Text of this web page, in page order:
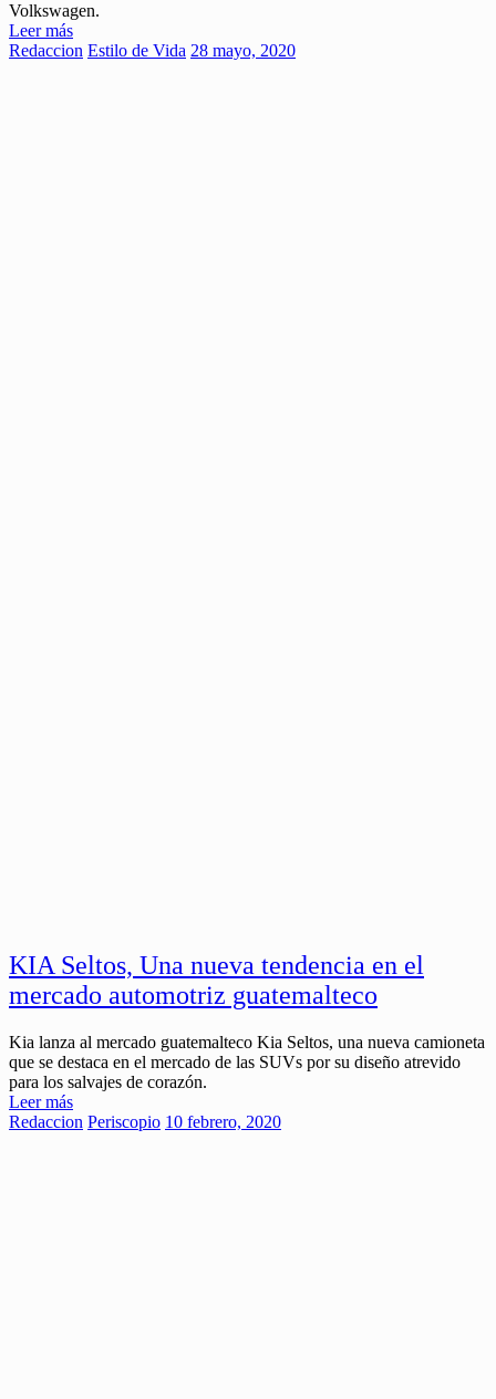
Volkswagen.
Leer más
Redaccion Estilo de Vida 28 mayo, 2020
KIA Seltos, Una nueva tendencia en el
mercado automotriz guatemalteco
Kia lanza al mercado guatemalteco Kia Seltos, una nueva camioneta
que se destaca en el mercado de las SUVs por su diseño atrevido
para los salvajes de corazón.
Leer más
Redaccion Periscopio 10 febrero, 2020